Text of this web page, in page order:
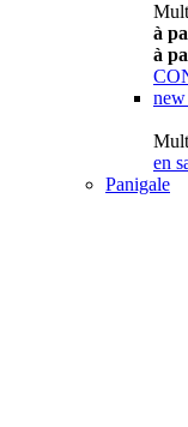
à
à
new
en
Panigale